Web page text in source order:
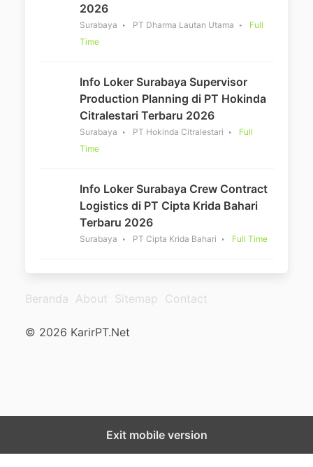
2026
Surabaya PT Dharma Lautan Utama
Full
Time
Info Loker Surabaya Supervisor
Production Planning di PT Hokinda
Citralestari Terbaru 2026
Surabaya PT Hokinda Citralestari
Full
Time
Info Loker Surabaya Crew Contract
Logistics di PT Cipta Krida Bahari
Terbaru 2026
Surabaya PT Cipta Krida Bahari Full Time
Beranda About Sitemap Contact
© 2026 KarirPT.Net
Exit mobile version